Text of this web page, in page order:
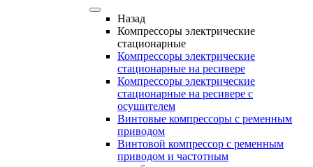
Назад
Компрессоры электрические
стационарные
Компрессоры электрические
стационарные на ресивере
Компрессоры электрические
стационарные на ресивере с
осушителем
Винтовые компрессоры с ременным
приводом
Винтовой компрессор с ременным
приводом и частотным